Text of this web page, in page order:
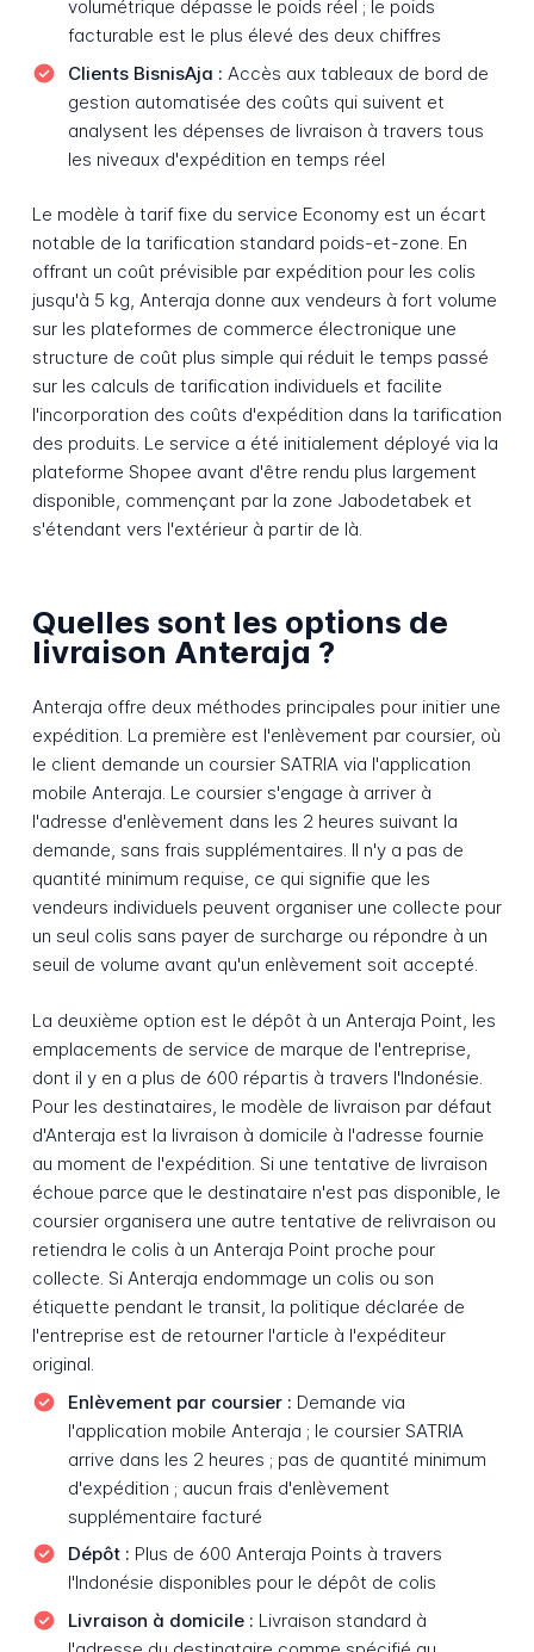
volumétrique dépasse le poids réel ; le poids
facturable est le plus élevé des deux chiffres
Clients BisnisAja : Accès aux tableaux de bord de
gestion automatisée des coûts qui suivent et
analysent les dépenses de livraison à travers tous
les niveaux d'expédition en temps réel
Le modèle à tarif fixe du service Economy est un écart
notable de la tarification standard poids-et-zone. En
offrant un coût prévisible par expédition pour les colis
jusqu'à 5 kg, Anteraja donne aux vendeurs à fort volume
sur les plateformes de commerce électronique une
structure de coût plus simple qui réduit le temps passé
sur les calculs de tarification individuels et facilite
l'incorporation des coûts d'expédition dans la tarification
des produits. Le service a été initialement déployé via la
plateforme Shopee avant d'être rendu plus largement
disponible, commençant par la zone Jabodetabek et
s'étendant vers l'extérieur à partir de là.
Quelles sont les options de
livraison Anteraja ?
Anteraja offre deux méthodes principales pour initier une
expédition. La première est l'enlèvement par coursier, où
le client demande un coursier SATRIA via l'application
mobile Anteraja. Le coursier s'engage à arriver à
l'adresse d'enlèvement dans les 2 heures suivant la
demande, sans frais supplémentaires. Il n'y a pas de
quantité minimum requise, ce qui signifie que les
vendeurs individuels peuvent organiser une collecte pour
un seul colis sans payer de surcharge ou répondre à un
seuil de volume avant qu'un enlèvement soit accepté.
La deuxième option est le dépôt à un Anteraja Point, les
emplacements de service de marque de l'entreprise,
dont il y en a plus de 600 répartis à travers l'Indonésie.
Pour les destinataires, le modèle de livraison par défaut
d'Anteraja est la livraison à domicile à l'adresse fournie
au moment de l'expédition. Si une tentative de livraison
échoue parce que le destinataire n'est pas disponible, le
coursier organisera une autre tentative de relivraison ou
retiendra le colis à un Anteraja Point proche pour
collecte. Si Anteraja endommage un colis ou son
étiquette pendant le transit, la politique déclarée de
l'entreprise est de retourner l'article à l'expéditeur
original.
Enlèvement par coursier : Demande via
l'application mobile Anteraja ; le coursier SATRIA
arrive dans les 2 heures ; pas de quantité minimum
d'expédition ; aucun frais d'enlèvement
supplémentaire facturé
Dépôt : Plus de 600 Anteraja Points à travers
l'Indonésie disponibles pour le dépôt de colis
Livraison à domicile : Livraison standard à